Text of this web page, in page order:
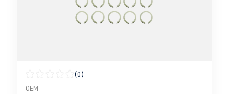
Durchschnittliche Bewertung von 0 von 5 Sternen
(0)
OEM